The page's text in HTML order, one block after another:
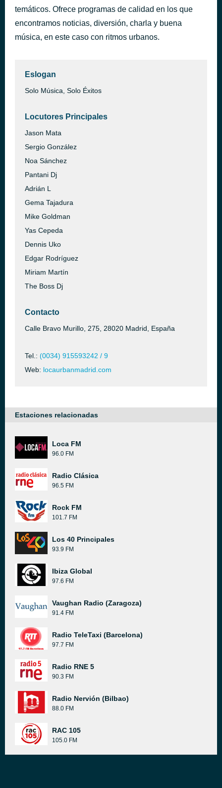
Loca URBAN CADENA hace 5 horas
temáticos. Ofrece programas de calidad en los que
encontramos noticias, diversión, charla y buena
música, en este caso con ritmos urbanos.
Eslogan
Solo Música, Solo Éxitos
Locutores Principales
Jason Mata
Sergio González
Noa Sánchez
Pantani Dj
Adrián L
Gema Tajadura
Mike Goldman
Yas Cepeda
Dennis Uko
Edgar Rodríguez
Miriam Martín
The Boss Dj
Contacto
Calle Bravo Murillo, 275, 28020 Madrid, España
Tel.: (0034) 915593242 / 9
Web: locaurbanmadrid.com
Estaciones relacionadas
Loca FM
96.0 FM
Radio Clásica
96.5 FM
Rock FM
101.7 FM
Los 40 Principales
93.9 FM
Ibiza Global
97.6 FM
Vaughan Radio (Zaragoza)
91.4 FM
Radio TeleTaxi (Barcelona)
97.7 FM
Radio RNE 5
90.3 FM
Radio Nervión (Bilbao)
88.0 FM
RAC 105
105.0 FM